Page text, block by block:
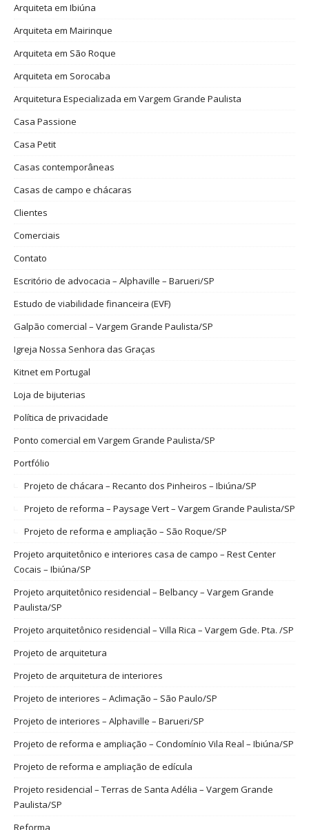
Arquiteta em Ibiúna
Arquiteta em Mairinque
Arquiteta em São Roque
Arquiteta em Sorocaba
Arquitetura Especializada em Vargem Grande Paulista
Casa Passione
Casa Petit
Casas contemporâneas
Casas de campo e chácaras
Clientes
Comerciais
Contato
Escritório de advocacia – Alphaville – Barueri/SP
Estudo de viabilidade financeira (EVF)
Galpão comercial – Vargem Grande Paulista/SP
Igreja Nossa Senhora das Graças
Kitnet em Portugal
Loja de bijuterias
Política de privacidade
Ponto comercial em Vargem Grande Paulista/SP
Portfólio
Projeto de chácara – Recanto dos Pinheiros – Ibiúna/SP
Projeto de reforma – Paysage Vert – Vargem Grande Paulista/SP
Projeto de reforma e ampliação – São Roque/SP
Projeto arquitetônico e interiores casa de campo – Rest Center
Cocais – Ibiúna/SP
Projeto arquitetônico residencial – Belbancy – Vargem Grande
Paulista/SP
Projeto arquitetônico residencial – Villa Rica – Vargem Gde. Pta. /SP
Projeto de arquitetura
Projeto de arquitetura de interiores
Projeto de interiores – Aclimação – São Paulo/SP
Projeto de interiores – Alphaville – Barueri/SP
Projeto de reforma e ampliação – Condomínio Vila Real – Ibiúna/SP
Projeto de reforma e ampliação de edícula
Projeto residencial – Terras de Santa Adélia – Vargem Grande
Paulista/SP
Reforma